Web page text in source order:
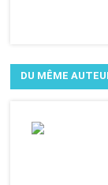
DU MÊME